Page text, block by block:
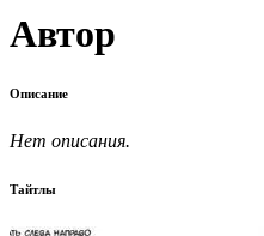
Автор
Описание
Нет описания.
Тайтлы